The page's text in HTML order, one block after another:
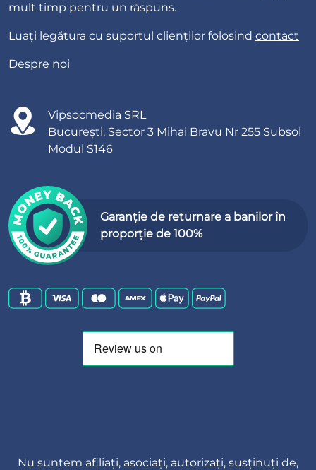
mult timp pentru un răspuns.
Luați legătura cu suportul clienților folosind contact
Despre noi
Vipsocmedia SRL
București, Sector 3 Mihai Bravu Nr 255 Subsol
Modul S146
Garanție de returnare a banilor în
proporție de 100%
Nu suntem afiliați, asociați, autorizați, susținuți de,